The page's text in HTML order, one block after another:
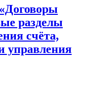
разделы
счёта,
управления